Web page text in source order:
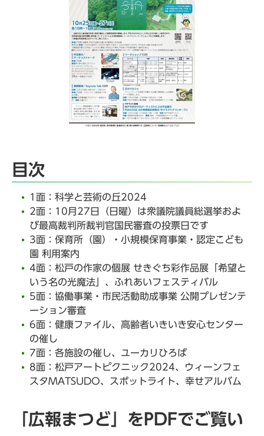
目次
1面：科学と芸術の丘2024
2面：10月27日（日曜）は衆議院議員総選挙およ
び最高裁判所裁判官国民審査の投票日です
3面：保育所（園）・小規模保育事業・認定こども
園 利用案内
4面：松戸の作家の個展 せきぐち彩作品展「希望と
いう名の光魔法」、ふれあいフェスティバル
5面：協働事業・市民活動助成事業 公開プレゼンテ
ーション審査
6面：健康ファイル、高齢者いきいき安心センター
の催し
7面：各施設の催し、ユーカリひろば
8面：松戸アートピクニック2024、ウィーンフェ
スタMATSUDO、スポットライト、幸せアルバム
「広報まつど」をPDFでご覧い